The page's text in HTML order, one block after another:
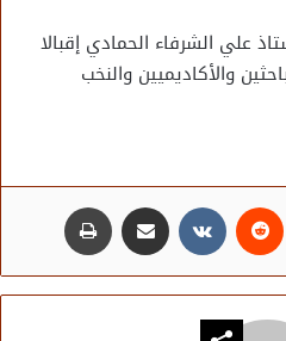
علي الشرفاء الحمادي إقبالا
والأكاديميين والنخب
مشاركة عبر البريد